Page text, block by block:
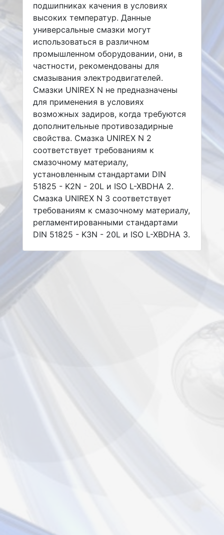
подшипниках качения в условиях
высоких температур. Данные
универсальные смазки могут
использоваться в различном
промышленном оборудовании, они, в
частности, рекомендованы для
смазывания электродвигателей.
Смазки UNIREX N не предназначены
для применения в условиях
возможных задиров, когда требуются
дополнительные противозадирные
свойства. Смазка UNIREX N 2
соответствует требованиям к
смазочному материалу,
установленным стандартами DIN
51825 - K2N - 20L и ISO L-XBDHA 2.
Смазка UNIREX N 3 соответствует
требованиям к смазочному материалу,
регламентированными стандартами
DIN 51825 - K3N - 20L и ISO L-XBDHA 3.